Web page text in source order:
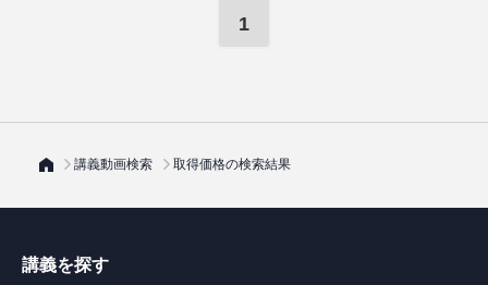
1
講義動画検索 取得価格の検索結果
講義を探す